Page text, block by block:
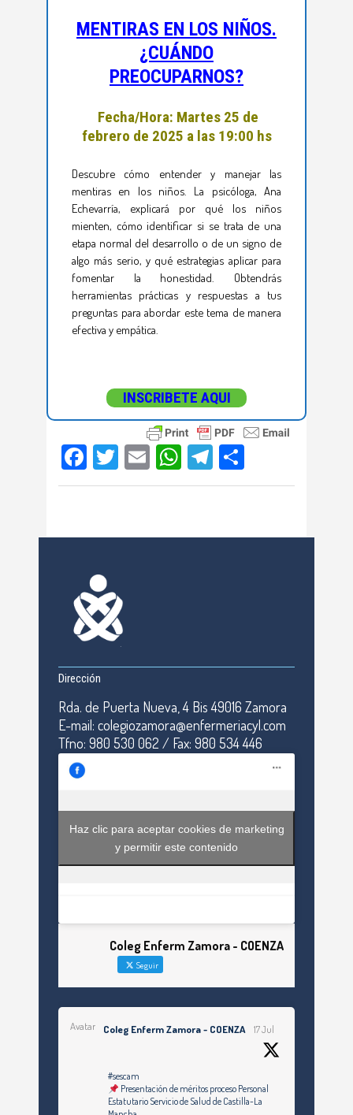
MENTIRAS EN LOS NIÑOS.
¿CUÁNDO
PREOCUPARNOS?
Fecha/Hora: Martes 25 de
febrero de 2025 a las 19:00 hs
Descubre cómo entender y manejar las
mentiras en los niños. La psicóloga, Ana
Echevarría, explicará por qué los niños
mienten, cómo identificar si se trata de una
etapa normal del desarrollo o de un signo de
algo más serio, y qué estrategias aplicar para
fomentar la honestidad. Obtendrás
herramientas prácticas y respuestas a tus
preguntas para abordar este tema de manera
efectiva y empática.
INSCRIBETE AQUI
Facebook
TwitterEmailWhatsApp
Telegram
Dirección
Rda. de Puerta Nueva, 4 Bis 49016 Zamora
E-mail: colegiozamora@enfermeriacyl.com
Tfno: 980 530 062 / Fax: 980 534 446
Haz clic para aceptar cookies de marketing
y permitir este contenido
Coleg Enferm Zamora - COENZA
Seguir
Avatar Coleg Enferm Zamora - COENZA 17 Jul
#sescam
Presentación de méritos proceso Personal
Estatutario Servicio de Salud de Castilla-La